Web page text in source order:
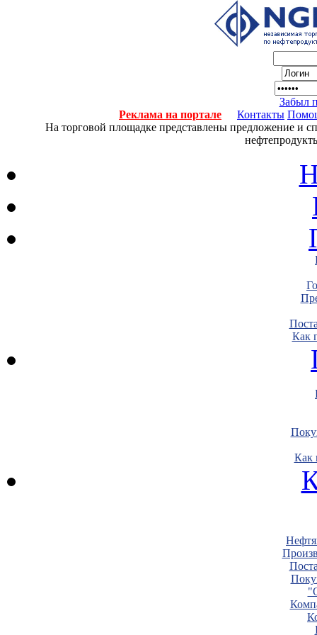
Забыл
Реклама на портале
Контакты
На торговой площадке представлены предложение и
Как
Как